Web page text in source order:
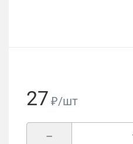
27 ₽/шт
–